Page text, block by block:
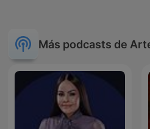
Más podcasts de